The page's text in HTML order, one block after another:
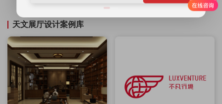
天文展厅设计案例库